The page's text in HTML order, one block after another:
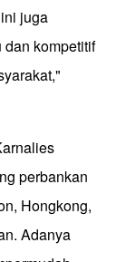
juga
kompetitif
perbankan
Hongkong,
Adanya